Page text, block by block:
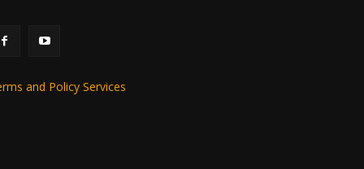
and Policy Services